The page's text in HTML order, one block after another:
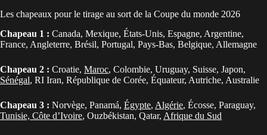
Les chapeaux pour le tirage au sort de la Coupe du monde 2026
Chapeau 1 : Canada, Mexique, États-Unis, Espagne, Argentine,
France, Angleterre, Brésil, Portugal, Pays-Bas, Belgique, Allemagne
Chapeau 2 : Croatie, Maroc, Colombie, Uruguay, Suisse, Japon,
Sénégal, RI Iran, République de Corée, Équateur, Autriche, Australie
Chapeau 3 : Norvège, Panamá, Égypte, Algérie, Écosse, Paraguay,
Tunisie, Côte d’Ivoire, Ouzbékistan, Qatar, Afrique du Sud